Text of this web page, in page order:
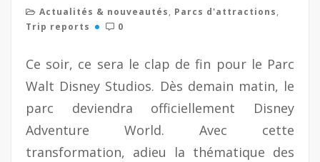
Actualités & nouveautés, Parcs d'attractions,
Trip reports
0
Ce soir, ce sera le clap de fin pour le Parc
Walt Disney Studios. Dès demain matin, le
parc deviendra officiellement Disney
Adventure World. Avec cette
transformation, adieu la thématique des